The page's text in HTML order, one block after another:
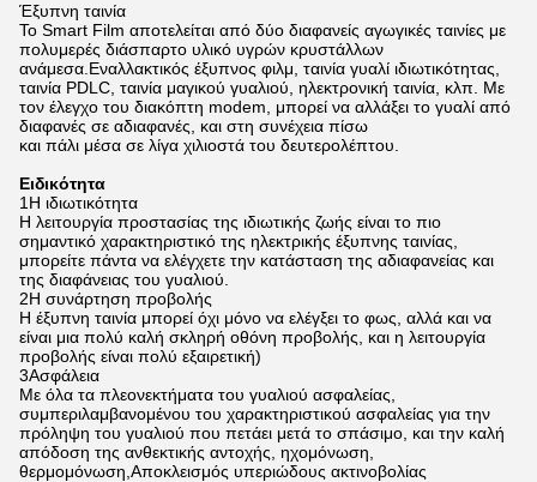
Έξυπνη ταινία
Το Smart Film αποτελείται από δύο διαφανείς αγωγικές ταινίες με
πολυμερές διάσπαρτο υλικό υγρών κρυστάλλων
ανάμεσα.Εναλλακτικός έξυπνος φιλμ, ταινία γυαλί ιδιωτικότητας,
ταινία PDLC, ταινία μαγικού γυαλιού, ηλεκτρονική ταινία, κλπ. Με
τον έλεγχο του διακόπτη modem, μπορεί να αλλάξει το γυαλί από
διαφανές σε αδιαφανές, και στη συνέχεια πίσω
και πάλι μέσα σε λίγα χιλιοστά του δευτερολέπτου.
Ειδικότητα
1Η ιδιωτικότητα
Η λειτουργία προστασίας της ιδιωτικής ζωής είναι το πιο
σημαντικό χαρακτηριστικό της ηλεκτρικής έξυπνης ταινίας,
μπορείτε πάντα να ελέγχετε την κατάσταση της αδιαφανείας και
της διαφάνειας του γυαλιού.
2Η συνάρτηση προβολής
Η έξυπνη ταινία μπορεί όχι μόνο να ελέγξει το φως, αλλά και να
είναι μια πολύ καλή σκληρή οθόνη προβολής, και η λειτουργία
προβολής είναι πολύ εξαιρετική)
3Ασφάλεια
Με όλα τα πλεονεκτήματα του γυαλιού ασφαλείας,
συμπεριλαμβανομένου του χαρακτηριστικού ασφαλείας για την
πρόληψη του γυαλιού που πετάει μετά το σπάσιμο, και την καλή
απόδοση της ανθεκτικής αντοχής, ηχομόνωση,
θερμομόνωση,Αποκλεισμός υπεριώδους ακτινοβολίας